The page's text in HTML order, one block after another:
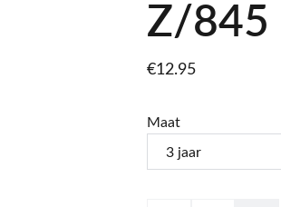
Z/845
€12.95
Maat